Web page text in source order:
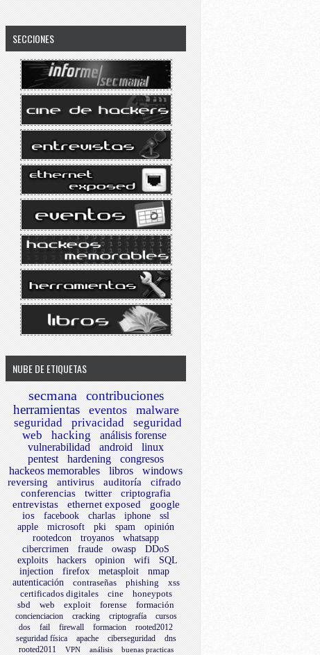
SECCIONES
NUBE DE ETIQUETAS
secmana
contribuciones
herramientas
eventos malware
seguridad privacidad
seguridad
web
hacking
análisis forense
vulnerabilidad
android
linux
pentest
hardening
congresos
hackeos memorables
libros windows
reversing antivirus auditoría
cifrado
conferencias
twitter
criptografia
entrevistas
ethernet exposed
google
ios
facebook charlas iphone
ssl
apple
microsoft pki spam
opinión
rootedcon
troyanos
whatsapp
cibercrimen
fraude owasp
DDoS
exploits
hackers opinion wifi
SQL
injection
firefox metasploit
nmap
autenticación
contraseñas phishing
xss
certificados digitales
cine
honeypots
sbd
web exploit forense formación
concienciacion cracking criptografía
cursos
dos
fail firewall formacion
rooted2012
seguridad física
apache ciberseguridad
dns
rooted2011
VPN análisis
buenas practicas